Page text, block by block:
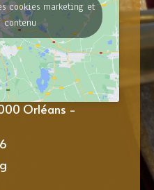
cookies marketing et
Orléans -